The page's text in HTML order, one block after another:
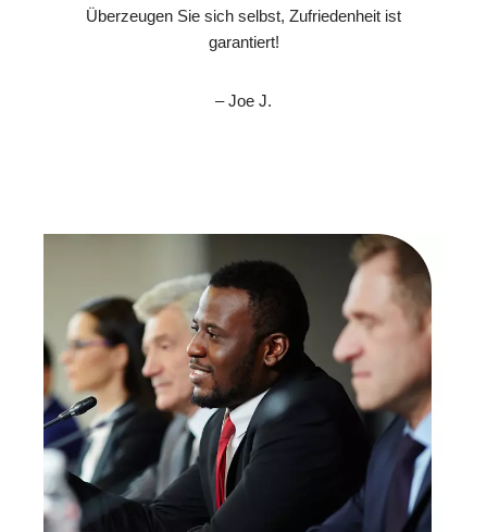
Überzeugen Sie sich selbst, Zufriedenheit ist
garantiert!
– Joe J.